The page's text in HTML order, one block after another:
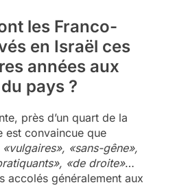
les Franco-
en Israël ces
années aux
pays ?
près d’un quart de la
est convaincue que
«vulgaires», «sans-gêne»,
«de droite»…
accolés généralement aux